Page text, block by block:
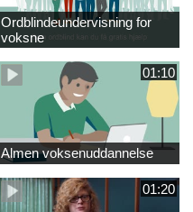
Ordblindeundervisning for
voksne
01:10
Almen voksenuddannelse
01:20